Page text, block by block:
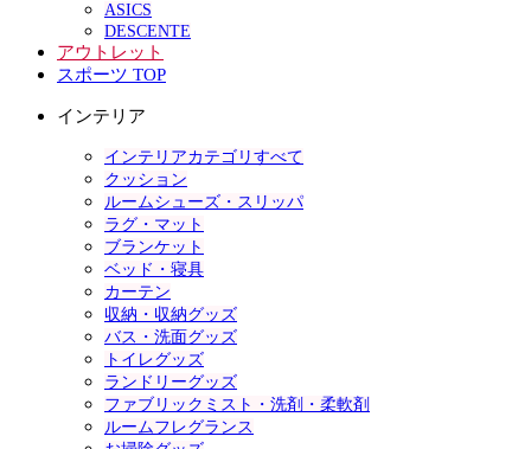
ASICS
DESCENTE
アウトレット
スポーツ TOP
インテリア
インテリアカテゴリすべて
クッション
ルームシューズ・スリッパ
ラグ・マット
ブランケット
ベッド・寝具
カーテン
収納・収納グッズ
バス・洗面グッズ
トイレグッズ
ランドリーグッズ
ファブリックミスト・洗剤・柔軟剤
ルームフレグランス